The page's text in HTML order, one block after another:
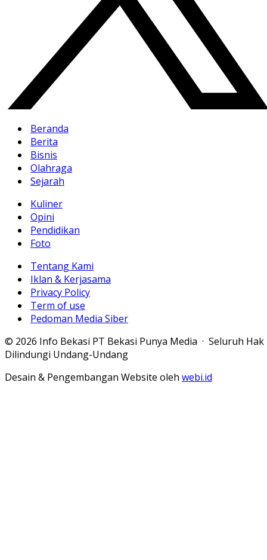
Beranda
Berita
Bisnis
Olahraga
Sejarah
Kuliner
Opini
Pendidikan
Foto
Tentang Kami
Iklan & Kerjasama
Privacy Policy
Term of use
Pedoman Media Siber
© 2026 Info Bekasi PT Bekasi Punya Media · Seluruh Hak
Dilindungi Undang-Undang
Desain & Pengembangan Website oleh webi.id